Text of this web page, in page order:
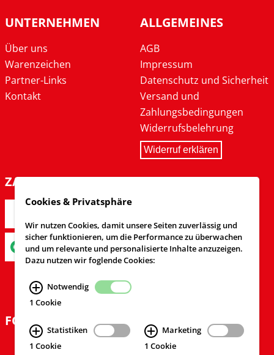
UNTERNEHMEN
Über uns
Warenzeichen
Partner-Links
Kontakt
ALLGEMEINES
AGB
Impressum
Datenschutz und Sicherheit
Versand und
Zahlungsbedingungen
Widerrufsbelehrung
Widerruf erklären
ZAHLARTEN
FOLGEN SIE UNS
Cookies & Privatsphäre
Wir nutzen Cookies, damit unsere Seiten zuverlässig und
sicher funktionieren, um die Performance zu überwachen
und um relevante und personalisierte Inhalte anzuzeigen.
Dazu nutzen wir foglende Cookies:
Notwendig
1 Cookie
Statistiken
1 Cookie
Marketing
1 Cookie